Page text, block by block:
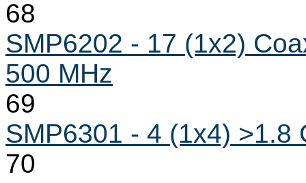
68
SMP6202 - 17 (1x2)
500 MHz
69
SMP6301 - 4 (1x4) >1.8
70